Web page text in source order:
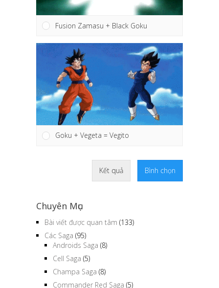
Fusion Zamasu + Black Goku
Goku + Vegeta = Vegito
Kết quả Bình chọn
Chuyên Mục
Bài viết được quan tâm (133)
Các Saga (95)
Androids Saga (8)
Cell Saga (5)
Champa Saga (8)
Commander Red Saga (5)